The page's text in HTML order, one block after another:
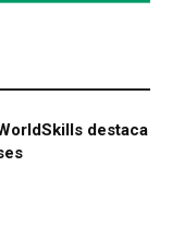
destaca